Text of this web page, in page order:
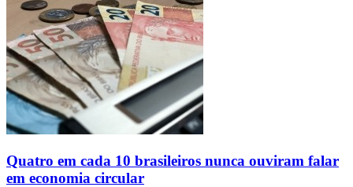
Quatro em cada 10 brasileiros nunca ouviram falar
em economia circular